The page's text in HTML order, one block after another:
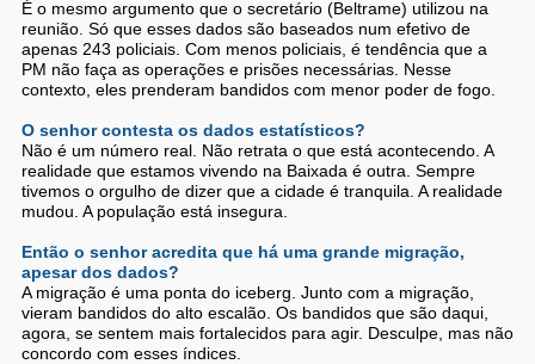
É o mesmo argumento que o secretário (Beltrame) utilizou na
reunião. Só que esses dados são baseados num efetivo de
apenas 243 policiais. Com menos policiais, é tendência que a
PM não faça as operações e prisões necessárias. Nesse
contexto, eles prenderam bandidos com menor poder de fogo.
O senhor contesta os dados estatísticos?
Não é um número real. Não retrata o que está acontecendo. A
realidade que estamos vivendo na Baixada é outra. Sempre
tivemos o orgulho de dizer que a cidade é tranquila. A realidade
mudou. A população está insegura.
Então o senhor acredita que há uma grande migração,
apesar dos dados?
A migração é uma ponta do iceberg. Junto com a migração,
vieram bandidos do alto escalão. Os bandidos que são daqui,
agora, se sentem mais fortalecidos para agir. Desculpe, mas não
concordo com esses índices.